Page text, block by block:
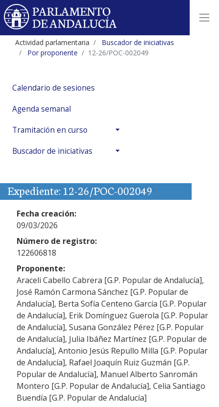
Actividad parlamentaria
Buscador de iniciativas
Por proponente
12-26/POC-002049
Calendario de sesiones
Agenda semanal
Tramitación en curso
Buscador de iniciativas
Expediente: 12-26/POC-002049
Fecha creación:
09/03/2026
Número de registro:
122606818
Proponente:
Araceli Cabello Cabrera [G.P. Popular de Andalucía],
José Ramón Carmona Sánchez [G.P. Popular de
Andalucía], Berta Sofía Centeno García [G.P. Popular
de Andalucía], Erik Domínguez Guerola [G.P. Popular
de Andalucía], Susana González Pérez [G.P. Popular
de Andalucía], Julia Ibáñez Martínez [G.P. Popular de
Andalucía], Antonio Jesús Repullo Milla [G.P. Popular
de Andalucía], Rafael Joaquín Ruiz Guzmán [G.P.
Popular de Andalucía], Manuel Alberto Sanromán
Montero [G.P. Popular de Andalucía], Celia Santiago
Buendía [G.P. Popular de Andalucía]